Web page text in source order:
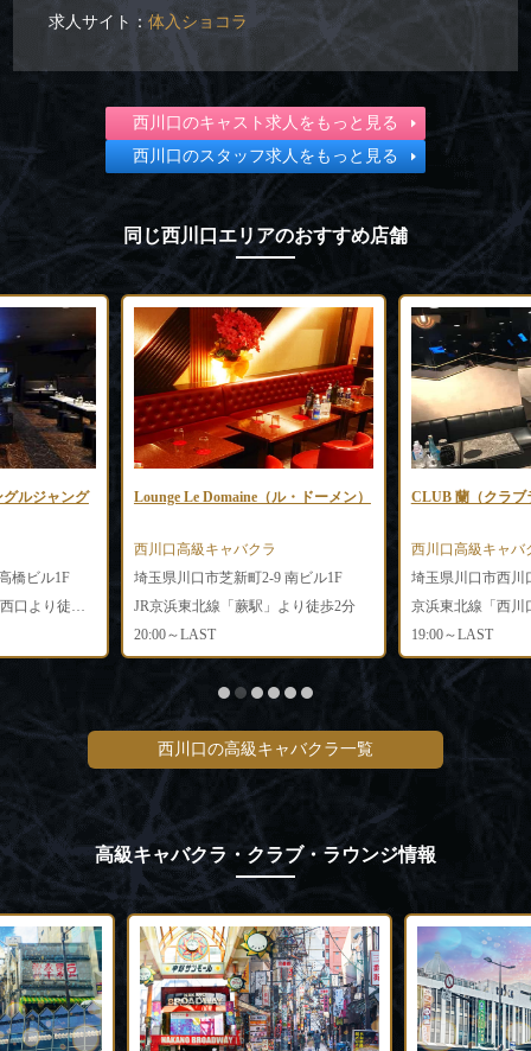
求人サイト：体入ショコラ
西川口のキャスト求人をもっと見る
西川口のスタッフ求人をもっと見る
同じ西川口エリアのおすすめ店舗
ルジャング
橋ビル1F
Lounge Le Domaine（ル・ドーメン）
西川口高級キャバクラ
埼玉県川口市芝新町2-9 南ビル1F
JR京浜東北線「蕨駅」より徒歩2分
20:00～LAST
CLUB 蘭（クラブ
西川口高級キャバ
19:00～LAST
西川口の高級キャバクラ一覧
高級キャバクラ・クラブ・ラウンジ情報